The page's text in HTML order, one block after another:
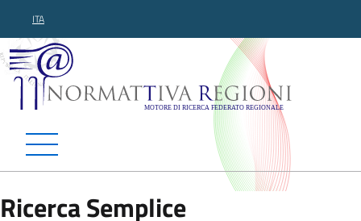
ITA
Normattiva Regioni -
Ricerca Semplice